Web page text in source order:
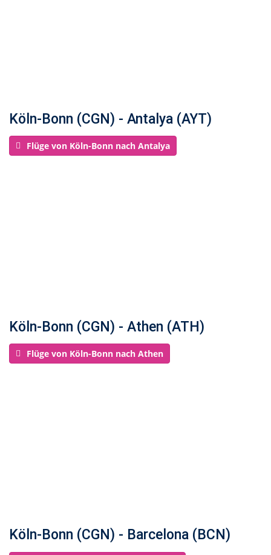
Köln-Bonn (CGN) - Antalya (AYT)
Flüge von Köln-Bonn nach Antalya
Köln-Bonn (CGN) - Athen (ATH)
Flüge von Köln-Bonn nach Athen
Köln-Bonn (CGN) - Barcelona (BCN)